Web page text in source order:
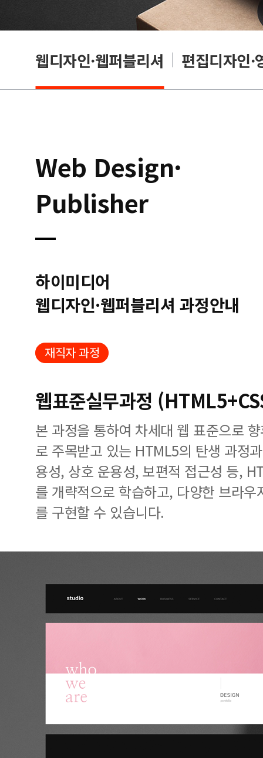
웹디자인·웹퍼블리셔 편집디자인·
Web Design·
Publisher
하이미디어
웹디자인·웹퍼블리셔 과정안내
재직자 과정
웹표준실무과정
본 과정을 통하여 차세대 웹 표준으로
로 주목받고 있는 HTML5의 탄생 과정
용성, 상호 운용성, 보편적 접근성 등,
를 개략적으로 학습하고, 다양한 브라
를 구현할 수 있습니다.